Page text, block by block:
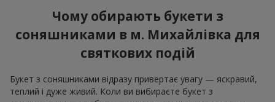
Чому обирають букети з
соняшниками в м. Михайлівка для
святкових подій
Букет з соняшниками відразу привертає увагу — яскравий,
теплий і дуже живий. Коли ви вибираєте букет з